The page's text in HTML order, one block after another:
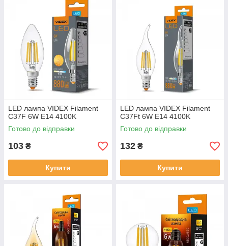
LED лампа VIDEX Filament
C37F 6W E14 4100K
Готово до відправки
103 ₴
Купити
LED лампа VIDEX Filament
C37Ft 6W E14 4100K
Готово до відправки
132 ₴
Купити